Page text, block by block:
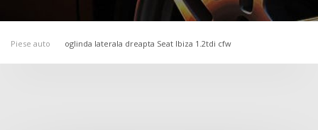
Piese auto oglinda laterala dreapta Seat Ibiza 1.2tdi cfw